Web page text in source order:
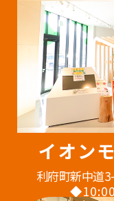
イオン
利府町新中道